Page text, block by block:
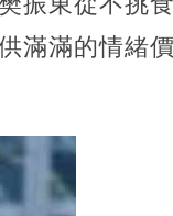
滿滿的情緒價